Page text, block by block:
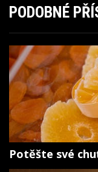
PODOBNÉ
Potěšte své